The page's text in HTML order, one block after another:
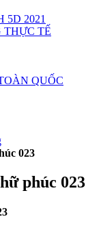
5D 2021
THỰC TẾ
QUỐC
023
phúc 023